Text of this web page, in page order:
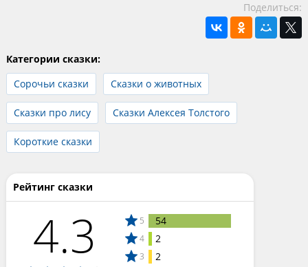
Поделиться:
Категории сказки:
Сорочьи сказки
Сказки о животных
Сказки про лису Сказки Алексея Толстого
Короткие сказки
Рейтинг сказки
4.3 5 54
4 2
3 2